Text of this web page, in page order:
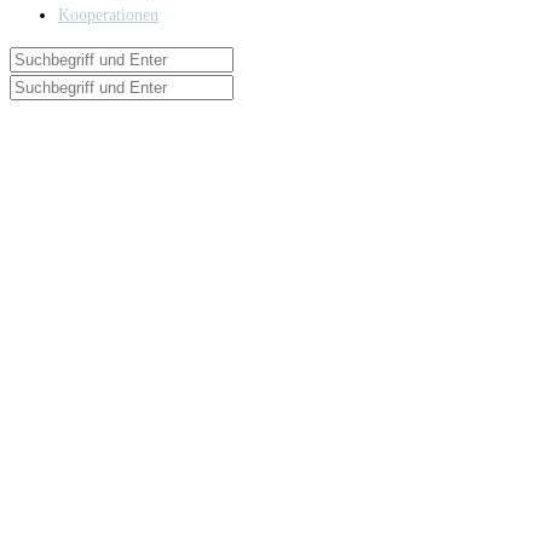
Kooperationen